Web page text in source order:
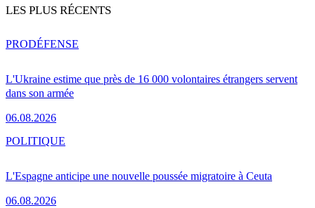
LES PLUS RÉCENTS
L'Ukraine estime que près de 16 000 volontaires étrangers servent
dans son armée
06.08.2026
PRODÉFENSE
L'Espagne anticipe une nouvelle poussée migratoire à Ceuta
06.08.2026
POLITIQUE